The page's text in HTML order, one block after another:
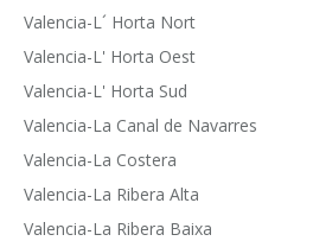
Valencia-L´ Horta Nort
Valencia-L' Horta Oest
Valencia-L' Horta Sud
Valencia-La Canal de Navarres
Valencia-La Costera
Valencia-La Ribera Alta
Valencia-La Ribera Baixa